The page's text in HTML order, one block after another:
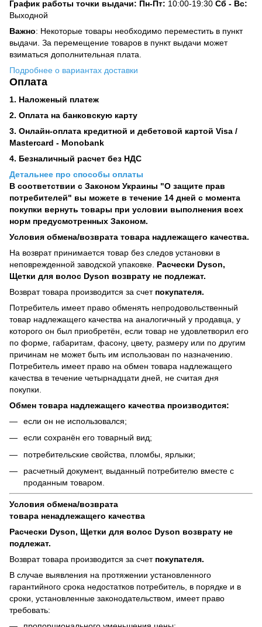
График работы точки выдачи: Пн-Пт: 10:00-19:30 Сб - Вс:
Выходной
Важно: Некоторые товары необходимо переместить в пункт
выдачи. За перемещение товаров в пункт выдачи может
взиматься дополнительная плата.
Подробнее о вариантах доставки
Оплата
1. Наложеный платеж
2. Оплата на банковскую карту
3. Онлайн-оплата кредитной и дебетовой картой Visa /
Mastercard - Monobank
4. Безналичный расчет без НДС
Детальнее про способы оплаты
В соответствии с Законом Украины "О защите прав
потребителей" вы можете в течение 14 дней с момента
покупки вернуть товары при условии выполнения всех
норм предусмотренных Законом.
Условия обмена/возврата товара надлежащего качества.
На возврат принимается товар без следов установки в
неповрежденной заводской упаковке. Расчески Dyson,
Щетки для волос Dyson возврату не подлежат.
Возврат товара производится за счет покупателя.
Потребитель имеет право обменять непродовольственный
товар надлежащего качества на аналогичный у продавца, у
которого он был приобретён, если товар не удовлетворил его
по форме, габаритам, фасону, цвету, размеру или по другим
причинам не может быть им использован по назначению.
Потребитель имеет право на обмен товара надлежащего
качества в течение четырнадцати дней, не считая дня
покупки.
Обмен товара надлежащего качества производится:
если он не использовался;
если сохранён его товарный вид;
потребительские свойства, пломбы, ярлыки;
расчетный документ, выданный потребителю вместе с
проданным товаром.
Условия обмена/возврата
товара ненадлежащего качества
Расчески Dyson, Щетки для волос Dyson возврату не
подлежат.
Возврат товара производится за счет покупателя.
В случае выявления на протяжении установленного
гарантийного срока недостатков потребитель, в порядке и в
сроки, установленные законодательством, имеет право
требовать: